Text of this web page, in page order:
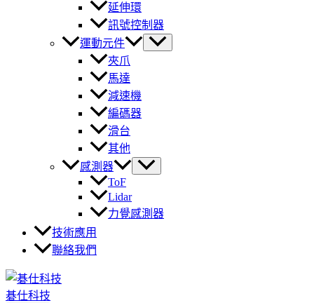
延伸環
訊號控制器
運動元件
夾爪
馬達
減速機
編碼器
滑台
其他
感測器
ToF
Lidar
力覺感測器
技術應用
聯絡我們
碁仕科技